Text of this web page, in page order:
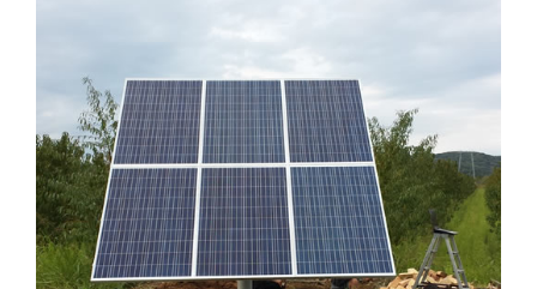
Manđelos, 5ha, Grundfos SQFlex
pumpa sa 6 kom fotonaponskih
panela